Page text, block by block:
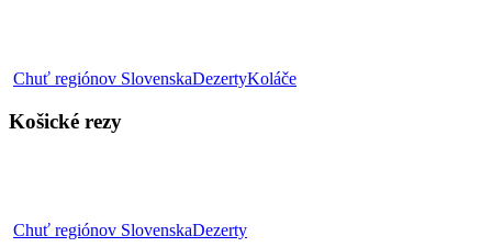
Chuť regiónov SlovenskaDezertyKoláčeKošické
Košické rezy
Chuť regiónov SlovenskaDezertyKošický